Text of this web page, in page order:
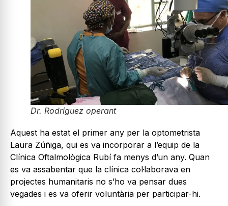
Dr. Rodríguez operant
Aquest ha estat el primer any per la optometrista
Laura Zúñiga, qui es va incorporar a l’equip de la
Clínica Oftalmològica Rubí fa menys d’un any. Quan
es va assabentar que la clínica col·laborava en
projectes humanitaris no s’ho va pensar dues
vegades i es va oferir voluntària per participar-hi.